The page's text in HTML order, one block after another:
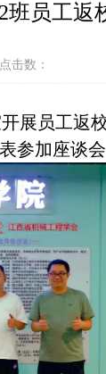
员工返
击数：
展员工返
参加座谈会